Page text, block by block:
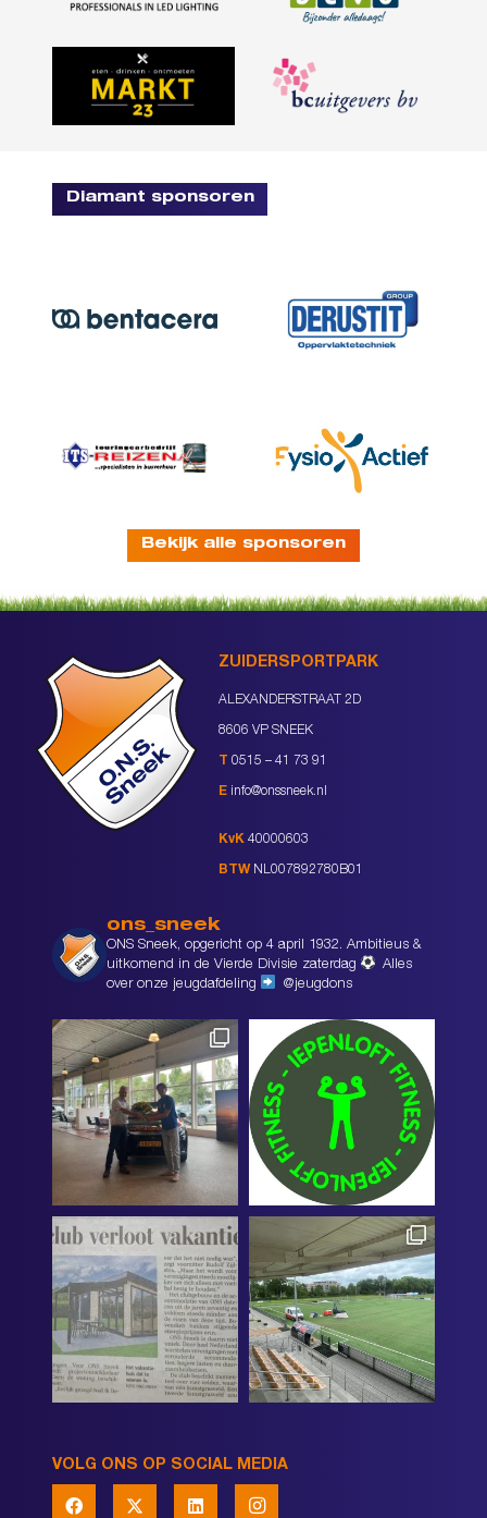
Diamant sponsoren
Bekijk alle sponsoren
ZUIDERSPORTPARK
ALEXANDERSTRAAT 2D
8606 VP SNEEK
T 0515 – 41 73 91
E info@onssneek.nl
KvK 40000603
BTW NL007892780B01
ons_sneek
ONS Sneek, opgericht op 4 april 1932. Ambitieus &
uitkomend in de Vierde Divisie zaterdag
Alles
over onze jeugdafdeling
@jeugdons
VOLG ONS OP SOCIAL MEDIA